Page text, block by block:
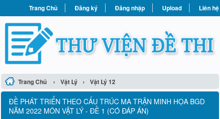
Trang Chủ Đăng ký Đăng nhập Upload Liên hệ
Trang Chủ › Vật Lý › Vật Lý 12
ĐỀ PHÁT TRIỂN THEO CẤU TRÚC MA TRẬN MINH HỌA BGD
NĂM 2022 MÔN VẬT LÝ - ĐỀ 1 (CÓ ĐÁP ÁN)